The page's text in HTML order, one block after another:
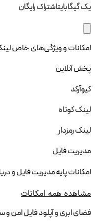
یک گیگابایتاشتراک رایگان
امکانات و ویژگی‌های خاص
پخش آنلاین
کیوآرکد
لینک کوتاه
لینک رمزدار
مدیریت فایل
امکانات پایه مدیریت فایل و
مشاهده همه امکانات
فضای ابری و آپلود فایل امن و